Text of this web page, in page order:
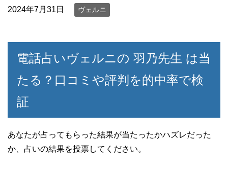
2024年7月31日 ヴェルニ
電話占いヴェルニの 羽乃先生 は当
たる？口コミや評判を的中率で検
証
あなたが占ってもらった結果が当たったかハズレだった
か、占いの結果を投票してください。